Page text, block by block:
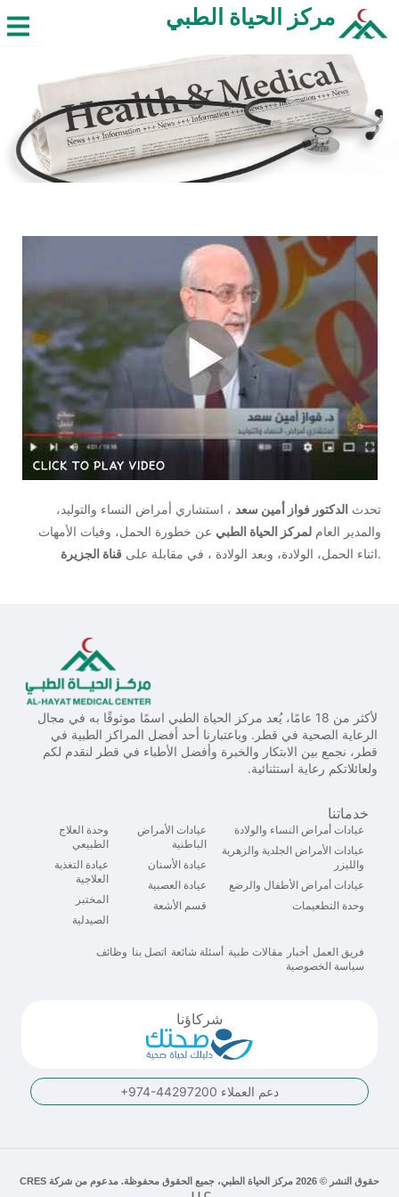
المحتوى
مركز الحياة الطبي
تحدث الدكتور فواز أمين سعد ، استشاري أمراض النساء والتوليد،
والمدير العام لمركز الحياة الطبي عن خطورة الحمل، وفيات الأمهات
اثناء الحمل، الولادة، وبعد الولادة ، في مقابلة على قناة الجزيرة .
لأكثر من 18 عامًا، يُعد مركز الحياة الطبي اسمًا موثوقًا به في مجال
الرعاية الصحية في قطر. وباعتبارنا أحد أفضل المراكز الطبية في
قطر، نجمع بين الابتكار والخبرة وأفضل الأطباء في قطر لنقدم لكم
ولعائلاتكم رعاية استثنائية.
خدماتنا
عيادات أمراض النساء والولادة
عيادات الأمراض الجلدية والزهرية
والليزر
عيادات أمراض الأطفال والرضع
وحدة التطعيمات
عيادات الأمراض
الباطنية
عيادة الأسنان
عيادة العصبية
قسم الأشعة
وحدة العلاج
الطبيعي
عيادة التغذية
العلاجية
المختبر
الصيدلية
فريق العمل أخبار مقالات طبية أسئلة شائعة اتصل بنا وظائف
سياسة الخصوصية
شركاؤنا
دعم العملاء +974-44297200
حقوق النشر © 2026 مركز الحياة الطبي، جميع الحقوق محفوظة. مدعوم من
شركة CRES